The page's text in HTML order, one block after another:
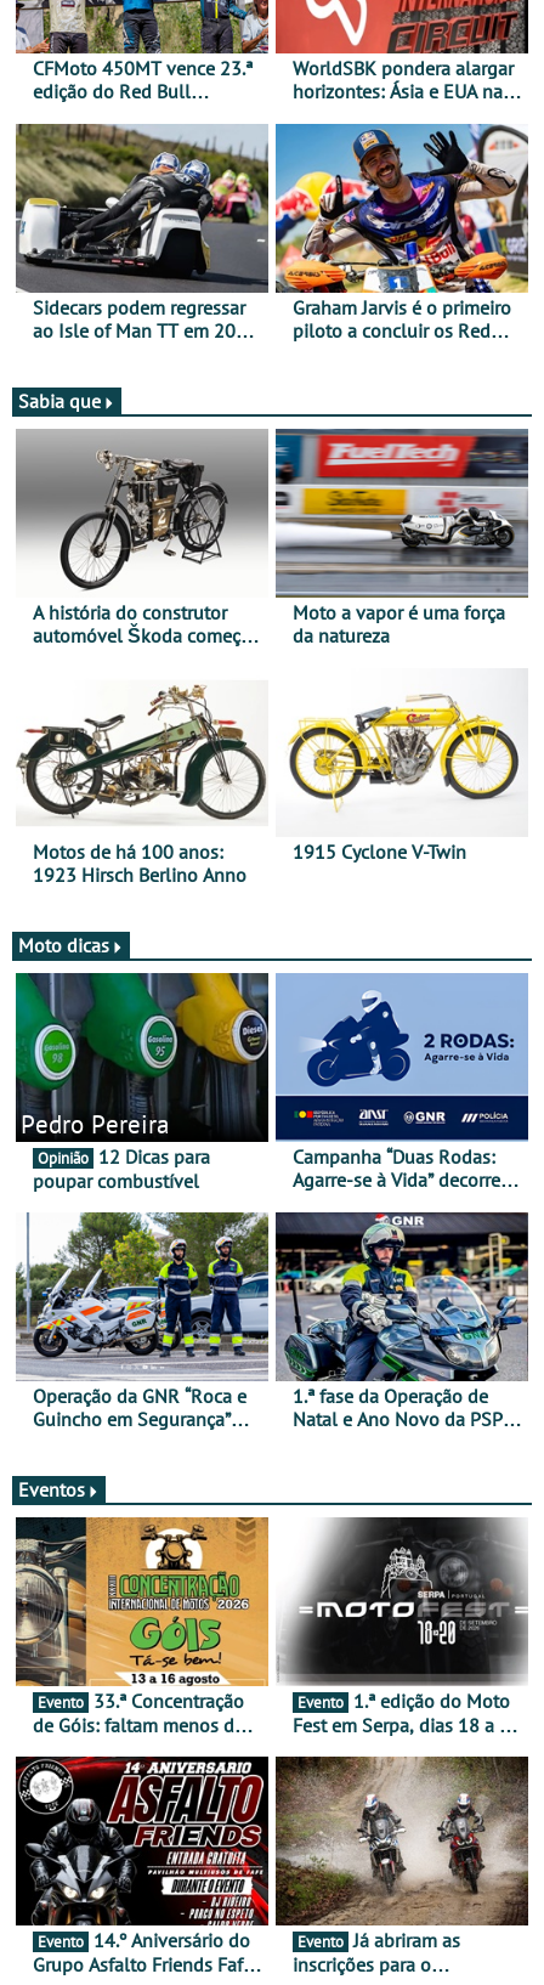
CFMoto 450MT vence 23.ª
edição do Red Bull
Categorias Adventure -
Vitória na Ultimate, Core e
Lite
WorldSBK pondera alargar
horizontes: Ásia e EUA na
Sidecars podem regressar
ao Isle of Man TT em 2027
Graham Jarvis é o primeiro
piloto a concluir os Red
Sabia que
A história do construtor
automóvel Škoda começou
Moto a vapor é uma força
da natureza
Motos de há 100 anos:
1923 Hirsch Berlino Anno
1915 Cyclone V-Twin
Moto dicas
Pedro Pereira
Opinião
poupar combustível
Campanha “Duas Rodas:
Agarre-se à Vida” decorre
Operação da GNR “Roca e
Guincho em Segurança”
1.ª fase da Operação de
Natal e Ano Novo da PSP e
Eventos
Evento
de Góis: faltam menos de
16 de agosto
Evento
Fest em Serpa, dias 18 a 20
duas rodas invade o Baixo
Alentejo
Evento
Grupo Asfalto Friends Fafe,
Evento Já abriram as
inscrições para o